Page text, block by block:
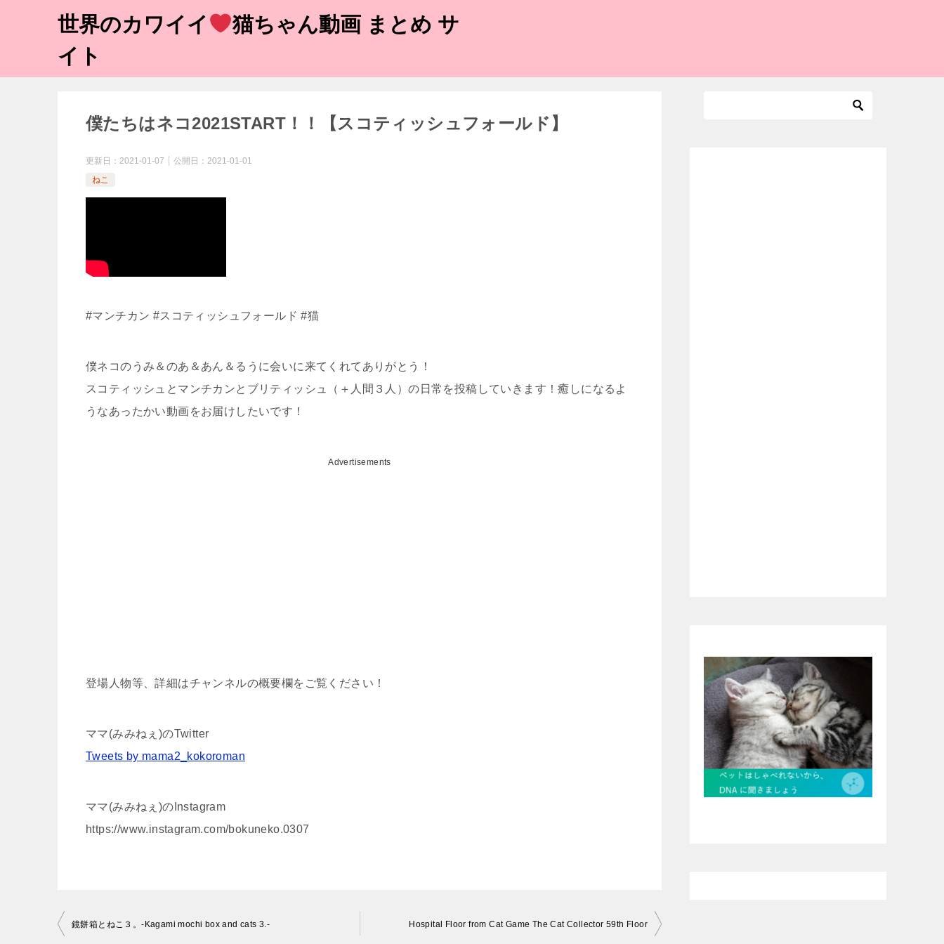
世界のカワイイ
猫ちゃん動画 まとめ サ
イト
僕たちはネコ2021START！！【スコティッシュフォールド】
更新日： 2021-01-07 公開日： 2021-01-01
ねこ
#マンチカン #スコティッシュフォールド #猫
僕ネコのうみ＆のあ＆あん＆るうに会いに来てくれてありがとう！
スコティッシュとマンチカンとブリティッシュ（＋人間３人）の日常を投稿していきます！癒しになるよ
うなあったかい動画をお届けしたいです！
Advertisements
登場人物等、詳細はチャンネルの概要欄をご覧ください！
ママ(みみねぇ)のTwitter
Tweets by mama2_kokoroman
ママ(みみねぇ)のInstagram
https://www.instagram.com/bokuneko.0307
投鏡餅箱とねこ３。-Kagami mochi box and cats 3.- Hospital Floor from Cat Game The Cat Collector 59th Floor